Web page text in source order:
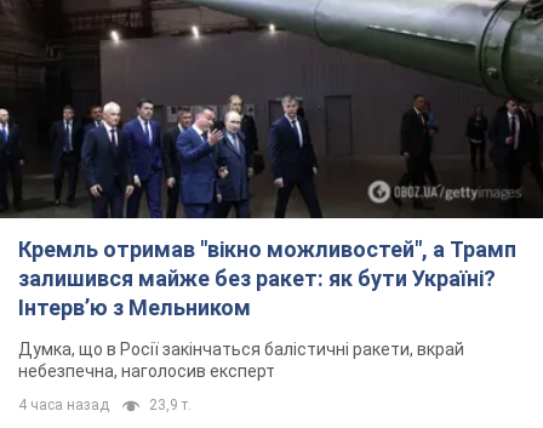
Кремль отримав "вікно можливостей", а Трамп
залишився майже без ракет: як бути Україні?
Інтерв’ю з Мельником
Думка, що в Росії закінчаться балістичні ракети, вкрай
небезпечна, наголосив експерт
4 часа назад 23,9 т.